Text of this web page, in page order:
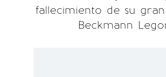
fallecimiento de su
Beckmann